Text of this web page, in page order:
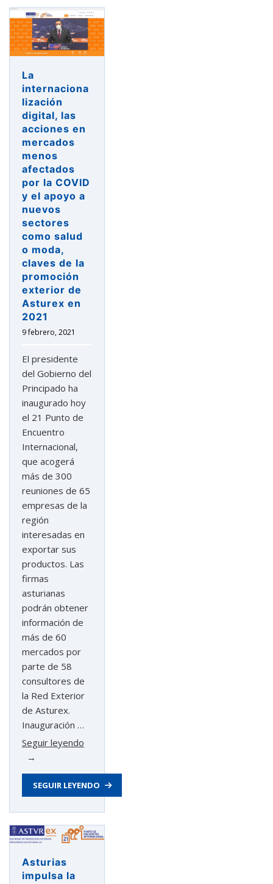
reuniones
en
el
21
de
de
La
internaciona
lización
digital, las
acciones en
mercados
menos
afectados
por la COVID
y el apoyo a
nuevos
sectores
como salud
o moda,
claves de la
promoción
exterior de
Asturex en
2021
9 febrero, 2021
El presidente
del Gobierno del
Principado ha
inaugurado hoy
el 21 Punto de
Encuentro
Internacional,
que acogerá
más de 300
reuniones de 65
empresas de la
región
interesadas en
exportar sus
productos. Las
firmas
asturianas
podrán obtener
información de
más de 60
mercados por
parte de 58
consultores de
la Red Exterior
de Asturex.
Inauguración …
Seguir leyendo
digital,
las
acciones
en
mercados
SEGUIR LEYENDO
Asturias
impulsa la